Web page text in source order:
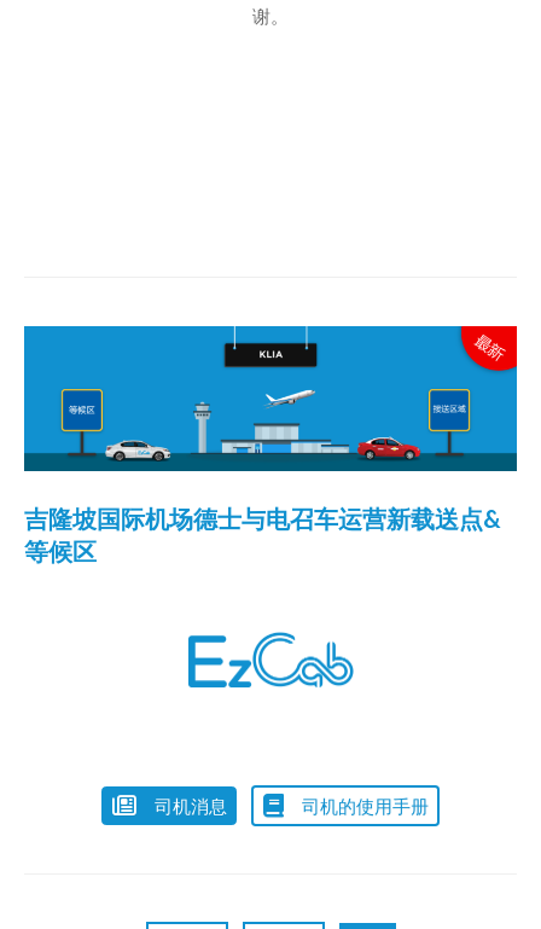
谢。
吉隆坡国际机场德士与电召车运营新载送点&
等候区
司机消息 司机的使用手册